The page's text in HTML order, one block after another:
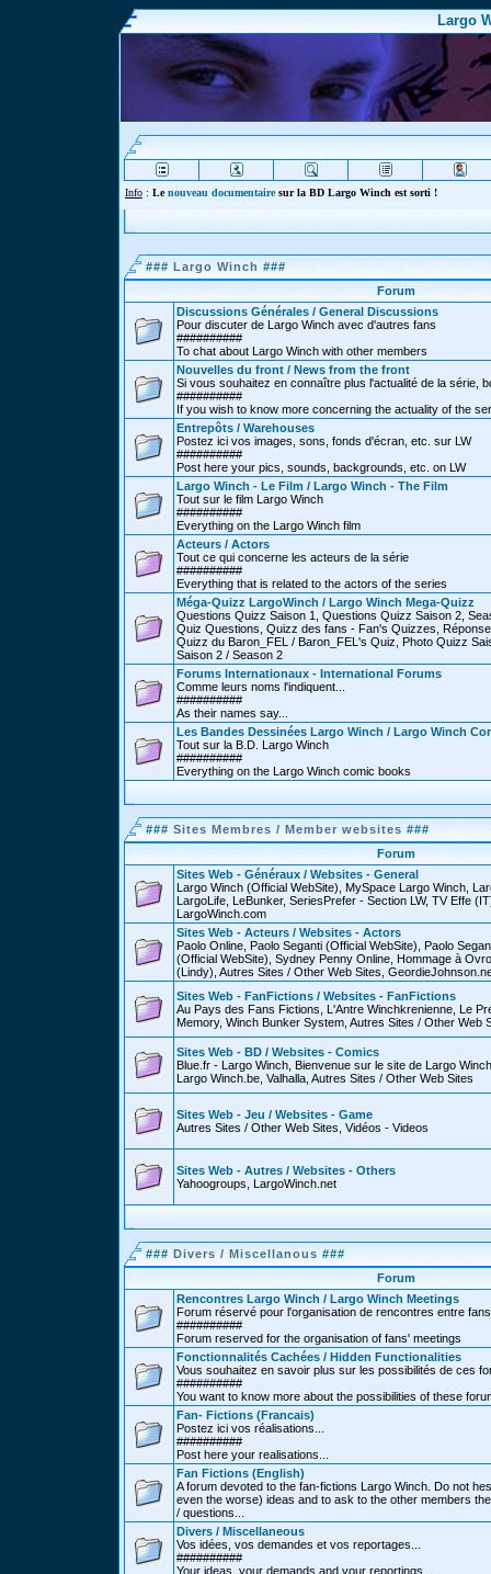
Largo
Info : Lenouveau documentairesur la BD Largo Winch est sorti !
### Largo Winch ###
Forum
Discussions Générales / General Discussions
Pour discuter de Largo Winch avec d'autres fans
##########
To chat about Largo Winch with other members
Nouvelles du front / News from the front
Si vous souhaitez en connaître plus l'actualité de la série,
##########
If you wish to know more concerning the actuality of the
Entrepôts / Warehouses
Postez ici vos images, sons, fonds d'écran, etc. sur LW
##########
Post here your pics, sounds, backgrounds, etc. on LW
Largo Winch - Le Film / Largo Winch - The Film
Tout sur le film Largo Winch
##########
Everything on the Largo Winch film
Acteurs / Actors
Tout ce qui concerne les acteurs de la série
##########
Everything that is related to the actors of the series
Méga-Quizz LargoWinch / Largo Winch Mega-Quizz
Questions Quizz Saison 1, Questions Quizz Saison 2,
Quiz Questions, Quizz des fans - Fan's Quizzes,
Quizz du Baron_FEL / Baron_FEL's Quiz, Photo Quizz
Saison 2 / Season 2
Forums Internationaux - International Forums
Comme leurs noms l'indiquent...
##########
As their names say...
Les Bandes Dessinées Largo Winch / Largo Winch
Tout sur la B.D. Largo Winch
##########
Everything on the Largo Winch comic books
### Sites Membres / Member websites ###
Forum
Sites Web - Généraux / Websites - General
Largo Winch (Official WebSite), MySpace Largo Winch,
LargoLife, LeBunker, SeriesPrefer - Section LW, TV Effe
LargoWinch.com
Sites Web - Acteurs / Websites - Actors
Paolo Online, Paolo Seganti (Official WebSite), Paolo
(Official WebSite), Sydney Penny Online, Hommage à
(Lindy), Autres Sites / Other Web Sites,
Sites Web - FanFictions / Websites - FanFictions
Au Pays des Fans Fictions, L'Antre Winchkrenienne, Le
Memory, Winch Bunker System, Autres Sites / Other Web
Sites Web - BD / Websites - Comics
Blue.fr - Largo Winch, Bienvenue sur le site de Largo
Largo Winch.be, Valhalla, Autres Sites / Other Web Sites
Sites Web - Jeu / Websites - Game
Autres Sites / Other Web Sites, Vidéos - Videos
Sites Web - Autres / Websites - Others
Yahoogroups, LargoWinch.net
### Divers / Miscellanous ###
Forum
Rencontres Largo Winch / Largo Winch Meetings
Forum réservé pour l'organisation de rencontres entre fans
##########
Forum reserved for the organisation of fans' meetings
Fonctionnalités Cachées / Hidden Functionalities
Vous souhaitez en savoir plus sur les possibilités de ces
##########
You want to know more about the possibilities of these
Fan- Fictions (Francais)
Postez ici vos réalisations...
##########
Post here your realisations...
Fan Fictions (English)
A forum devoted to the fan-fictions Largo Winch. Do not
even the worse) ideas and to ask to the other members
/ questions...
Divers / Miscellaneous
Vos idées, vos demandes et vos reportages...
##########
Your ideas, your demands and your reportings...